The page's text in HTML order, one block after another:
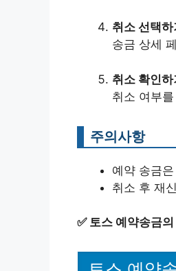
취소 선택하
송금 상세
취소 확인하
취소 여부
주의사항
예약 송금
취소 후 재
✅ 토스 예약송금